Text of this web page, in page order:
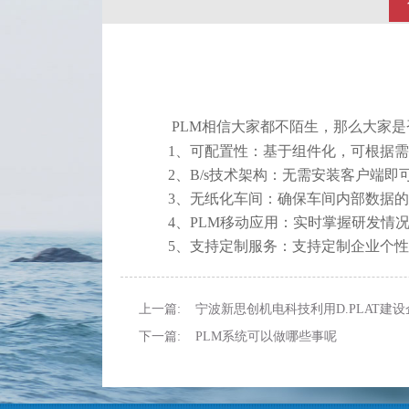
PLM相信大家都不陌生，那么大家是
1、可配置性：基于组件化，可根据需
2、B/s技术架构：无需安装客户端即
3、无纸化车间：确保车间内部数据的
4、PLM移动应用：实时掌握研发情况
5、支持定制服务：支持定制企业个性
上一篇: 宁波新思创机电科技利用D.PLAT建设
下一篇: PLM系统可以做哪些事呢